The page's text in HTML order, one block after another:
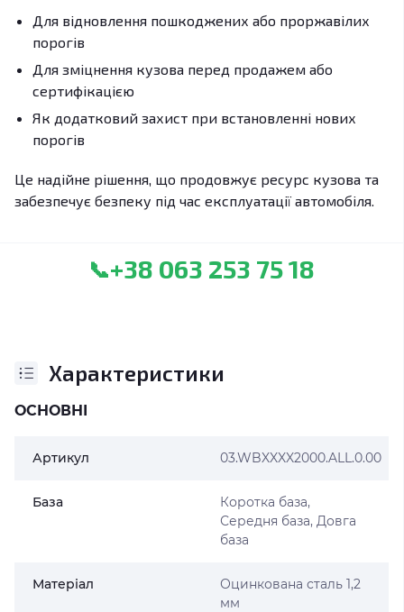
Для відновлення пошкоджених або проржавілих
порогів
Для зміцнення кузова перед продажем або
сертифікацією
Як додатковий захист при встановленні нових
порогів
Це надійне рішення, що продовжує ресурс кузова та
забезпечує безпеку під час експлуатації автомобіля.
📞+38 063 253 75 18
Характеристики
ОСНОВНІ
Артикул 03.WBXXXX2000.ALL.0.00
База
Коротка база,
Середня база, Довга
база
Матеріал
Оцинкована сталь 1,2
мм